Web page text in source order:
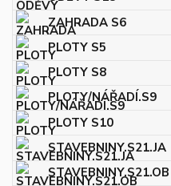
ZAHRADA S6
PLOTY S5
PLOTY S8
PLOTY/NÁŘADÍ.S9
PLOTY S10
STAVEBNINY.S21.JA
STAVEBNINY.S21.OB